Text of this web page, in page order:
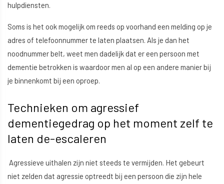
hulpdiensten.
Soms is het ook mogelijk om reeds op voorhand een melding op je
adres of telefoonnummer te laten plaatsen. Als je dan het
noodnummer belt, weet men dadelijk dat er een persoon met
dementie betrokken is waardoor men al op een andere manier bij
je binnenkomt bij een oproep.
Technieken om agressief
dementiegedrag op het moment zelf te
laten de-escaleren
Agressieve uithalen zijn niet steeds te vermijden. Het gebeurt
niet zelden dat agressie optreedt bij een persoon die zijn hele